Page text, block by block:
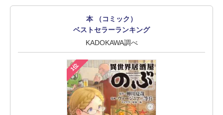
本 （コミック）
ベストセラーランキング
KADOKAWA調べ
1位